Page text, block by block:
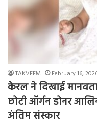
TAKVEEM February 16,
केरल ने दिखाई
छोटी ऑर्गन डोनर
अंतिम संस्कार